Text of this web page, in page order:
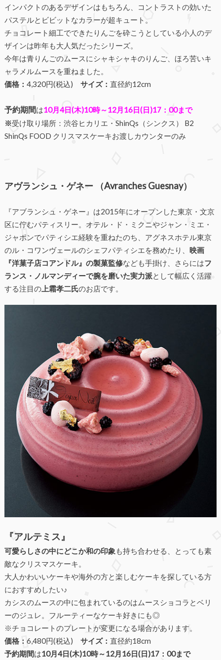
インパクトのあるデザインはもちろん、コントラストの効いた
パステルとビビットなカラーが超キュート。
チョコレート細工でできたりんごを砕こうとしている小人のデ
ザインは昨年も大人気だったシリーズ。
今年は青りんごのムースにシャキシャキのりんご、ほろ苦いキ
ャラメルムースを重ねました。
価格： 4,320円(税込) サイズ： 直径約12cm
予約期間は10月4日(木)10時～12月16日(日)17：00まで
※受け取り場所：渋谷ヒカリエ・ShinQs（シンクス） B2
ShinQs FOOD クリスマスケーキお渡しカウンターのみ
アヴランシュ・ゲネー （Avranches Guesnay）
『アブランシュ・ゲネー』は2015年にオープンした東京・文京
区に佇むパティスリー。オテル・ド・ミクニやジャン・ミエ・
ジャポンでパティシエ経験を重ねたのち、アグネスホテル東京
のル・コワンヴェールのシェフパティシエを務めたり、 映画
『洋菓子店コアンドル』の製菓監修なども手掛け、さらにはフ
ランス・ノルマンディーで腕を磨いた実力派として幅広く活躍
する注目の上霜孝二氏のお店です。
『アルテミス』
可愛らしさの中にどこか和の印象 も持ち合わせる、とっても素
敵なクリスマスケーキ。
大人かわいいケーキや海外の方と楽しむケーキを探している方
におすすめしたい♪
カシスのムースの中に包まれているのはムースショコラとベリ
ーのジュレ。フルーティーなケーキ好きにも◎
※チョコレートのプレートが変更になる場合があります。
価格： 6,480円(税込) サイズ： 直径約18cm
予約期間は10月4日(木)10時～12月16日(日)17：00まで